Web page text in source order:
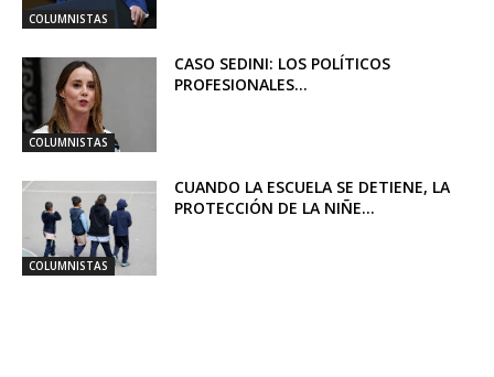
COLUMNISTAS
COLUMNISTAS
CASO SEDINI: LOS POLÍTICOS
PROFESIONALES...
COLUMNISTAS
CUANDO LA ESCUELA SE DETIENE, LA
PROTECCIÓN DE LA NIÑE...